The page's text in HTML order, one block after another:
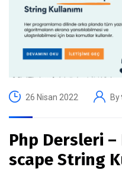
26 Nisan 2022 By
Php Dersleri –
scape String